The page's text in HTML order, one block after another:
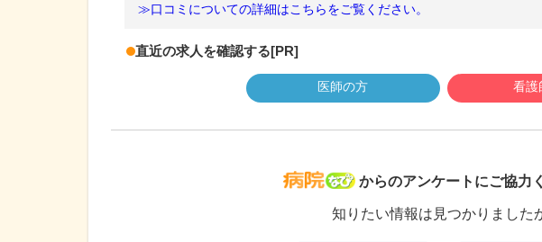
≫口コミについての詳細はこちらをご覧ください。
直近の求人を確認する[PR]
医師の方 看護
病院なび
からのアンケートにご協力
知りたい情報は見つかりました